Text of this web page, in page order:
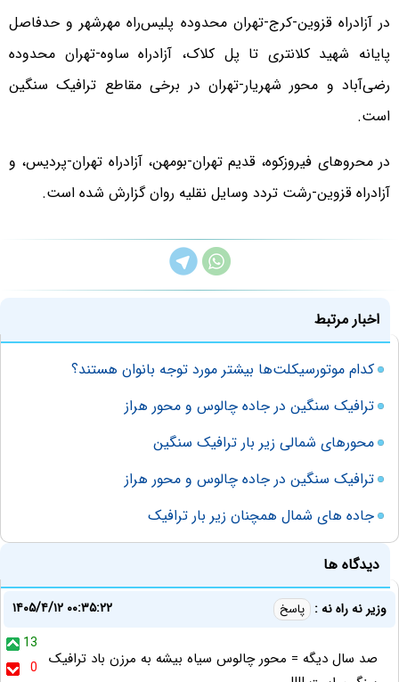
در آزادراه قزوین-کرج-تهران محدوده پلیس‌راه مهرشهر و حدفاصل
پایانه شهید کلانتری تا پل کلاک، آزادراه ساوه-تهران محدوده
رضی‌آباد و محور شهریار-تهران در برخی مقاطع ترافیک سنگین
است.
در محروهای فیروزکوه، قدیم تهران-بومهن، آزادراه تهران-پردیس، و
آزادراه قزوین-رشت تردد وسایل نقلیه روان گزارش شده است.
اخبار مرتبط
کدام موتورسیکلت‌ها بیشتر مورد توجه بانوان هستند؟
ترافیک سنگین در جاده چالوس و محور هراز
محورهای شمالی زیر بار ترافیک سنگین
ترافیک سنگین در جاده چالوس و محور هراز
جاده های شمال همچنان زیر بار ترافیک
دیدگاه ها
وزیر نه راه نه : پاسخ
۱۴۰۵/۴/۱۲ ۰۰:۳۵:۲۲
13
0
صد سال دیگه = محور چالوس سیاه بیشه به مرزن باد ترافیک